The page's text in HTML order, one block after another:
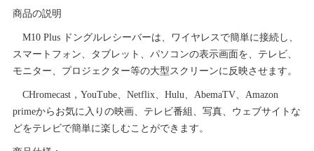
の
格
は
¥3,973
し
た。
価
格
は
¥2,546
で
す。
商品の説明
M10 Plus ドングルレシーバーは、ワイヤレスで簡単に接続し、
スマートフォン、タブレット、パソコンの表示画面を、テレビ、
モニター、プロジェクター等の大型スクリーンに反映させます。
CHromecast，YouTube、Netflix、Hulu、AbemaTV、Amazon
primeからお気に入りの映画、テレビ番組、写真、ウェブサイトな
どをテレビで簡単に楽しむことができます。